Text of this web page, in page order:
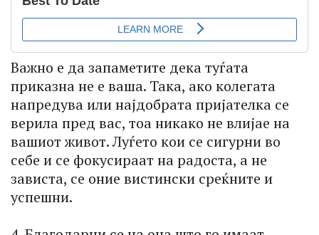
Важно е да запаметите дека туѓата
приказна не е ваша. Така, ако колегата
напредува или најдобрата пријателка се
верила пред вас, тоа никако не влијае на
вашиот живот. Луѓето кои се сигурни во
себе и се фокусираат на радоста, а не
зависта, се оние вистински среќните и
успешни.